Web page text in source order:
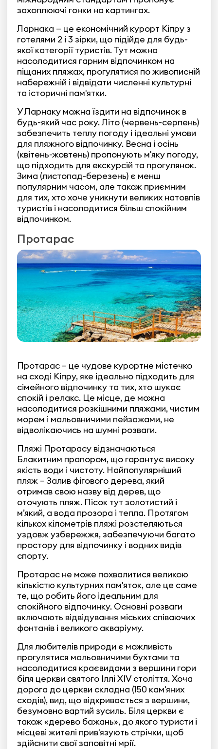
захоплюючі гонки на картингах.
Ларнака — це економічний курорт Кіпру з
готелями 2 і 3 зірки, що підійде для будь-
якої категорії туристів. Тут можна
насолодитися гарним відпочинком на
піщаних пляжах, прогулятися по живописній
набережній і відвідати численні культурні
та історичні пам'ятки.
У Ларнаку можна їздити на відпочинок в
будь-який час року. Літо (червень-серпень)
забезпечить теплу погоду і ідеальні умови
для пляжного відпочинку. Весна і осінь
(квітень-жовтень) пропонують м'яку погоду,
що підходить для екскурсій та прогулянок.
Зима (листопад-березень) є менш
популярним часом, але також приємним
для тих, хто хоче уникнути великих натовпів
туристів і насолодитися більш спокійним
відпочинком.
Протарас
Протарас – це чудове курортне містечко
на сході Кіпру, яке ідеально підходить для
сімейного відпочинку та тих, хто шукає
спокій і релакс. Це місце, де можна
насолодитися розкішними пляжами, чистим
морем і мальовничими пейзажами, не
відволікаючись на шумні розваги.
Пляжі Протарасу відзначаються
Блакитним прапором, що гарантує високу
якість води і чистоту. Найпопулярніший
пляж – Залив фігового дерева, який
отримав свою назву від дерев, що
оточують пляж. Пісок тут золотистий і
м’який, а вода прозора і тепла. Протягом
кількох кілометрів пляжі розстеляються
уздовж узбережжя, забезпечуючи багато
простору для відпочинку і водних видів
спорту.
Протарас не може похвалитися великою
кількістю культурних пам'яток, але це саме
те, що робить його ідеальним для
спокійного відпочинку. Основні розваги
включають відвідування міських співаючих
фонтанів і великого акваріуму.
Для любителів природи є можливість
прогулятися мальовничими бухтами та
насолодитися краєвидами з вершини гори
біля церкви святого Іллі XIV століття. Хоча
дорога до церкви складна (150 кам'яних
сходів), вид, що відкривається з вершини,
безумовно вартий зусиль. Біля церкви є
також «дерево бажань», до якого туристи і
місцеві жителі прив'язують стрічки, щоб
здійснити свої заповітні мрії.